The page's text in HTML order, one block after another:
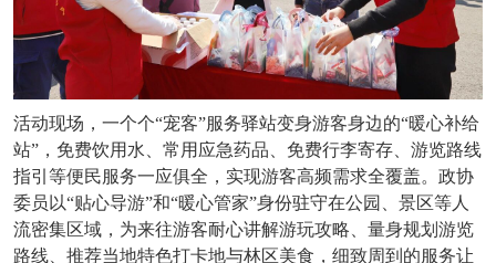
活动现场，一个个“宠客”服务驿站变身游客身边的“暖心补给
站”，免费饮用水、常用应急药品、免费行李寄存、游览路线
指引等便民服务一应俱全，实现游客高频需求全覆盖。政协
委员以“贴心导游”和“暖心管家”身份驻守在公园、景区等人
流密集区域，为来往游客耐心讲解游玩攻略、量身规划游览
路线、推荐当地特色打卡地与林区美食，细致周到的服务让